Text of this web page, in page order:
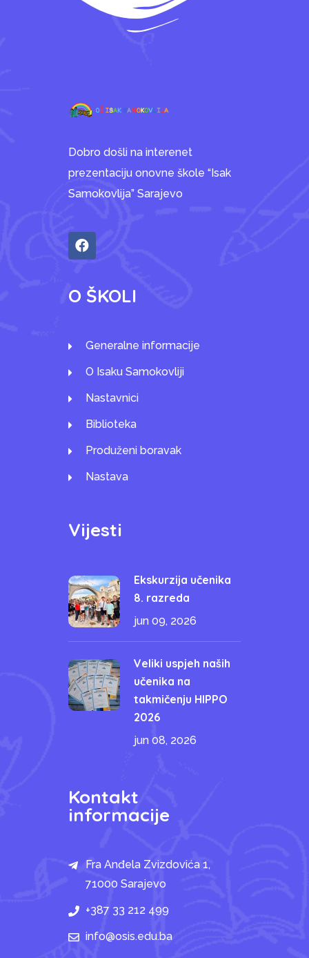
Dobro došli na interenet
prezentaciju onovne škole “Isak
Samokovlija” Sarajevo
O ŠKOLI
Generalne informacije
O Isaku Samokovliji
Nastavnici
Biblioteka
Produženi boravak
Nastava
Vijesti
Ekskurzija učenika
8. razreda
jun 09, 2026
Veliki uspjeh naših
učenika na
takmičenju HIPPO
2026
jun 08, 2026
Kontakt
informacije
Fra Anđela Zvizdovića 1,
71000 Sarajevo
+387 33 212 499
info@osis.edu.ba